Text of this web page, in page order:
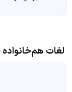
لغات هم‌خانواده derive